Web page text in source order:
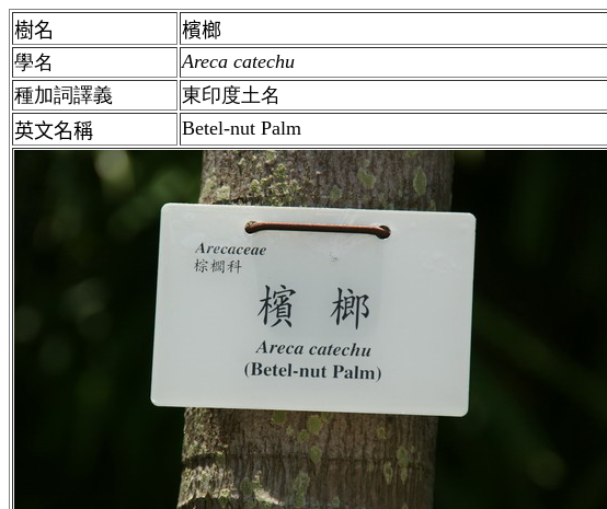
樹名
檳榔
學名
Areca catechu
種加詞譯義
東印度土名
英文名稱
Betel-nut Palm